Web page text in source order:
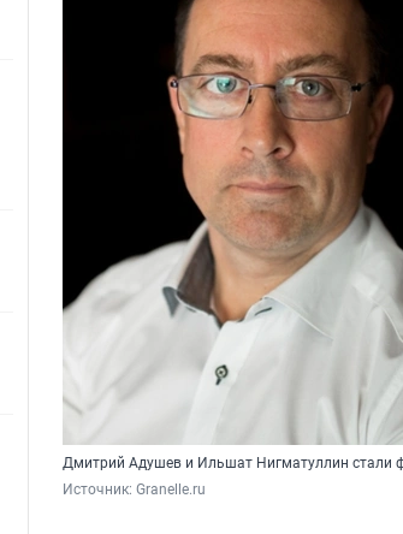
Дмитрий Адушев и Ильшат Нигматуллин стали
Источник: Granelle.ru